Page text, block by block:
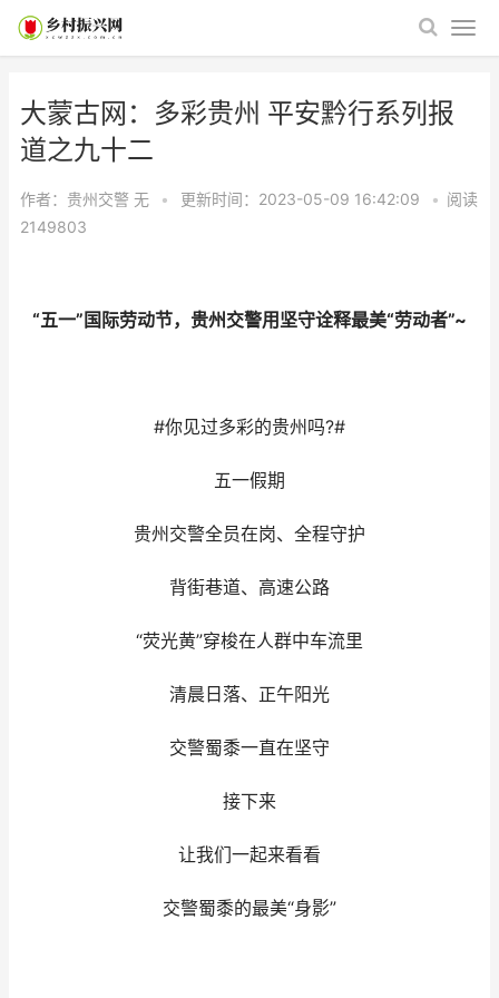
大蒙古网：多彩贵州 平安黔行系列报
道之九十二
作者：贵州交警 无 • 更新时间：2023-05-09 16:42:09 • 阅读
2149803
“五一”国际劳动节，贵州交警用坚守诠释最美“劳动者”~
#你见过多彩的贵州吗?#
五一假期
贵州交警全员在岗、全程守护
背街巷道、高速公路
“荧光黄”穿梭在人群中车流里
清晨日落、正午阳光
交警蜀黍一直在坚守
接下来
让我们一起来看看
交警蜀黍的最美“身影”